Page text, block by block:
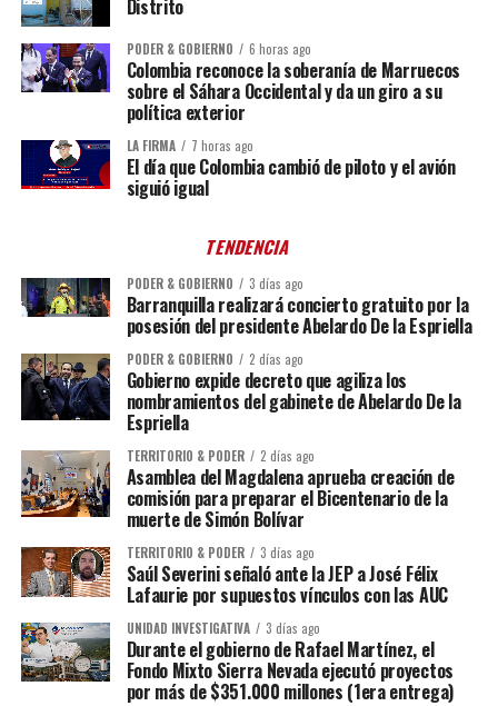
Distrito
PODER & GOBIERNO 6 horas ago
Colombia reconoce la soberanía de Marruecos
sobre el Sáhara Occidental y da un giro a su
política exterior
LA FIRMA 7 horas ago
El día que Colombia cambió de piloto y el avión
siguió igual
TENDENCIA
PODER & GOBIERNO 3 días ago
Barranquilla realizará concierto gratuito por la
posesión del presidente Abelardo De la Espriella
PODER & GOBIERNO 2 días ago
Gobierno expide decreto que agiliza los
nombramientos del gabinete de Abelardo De la
Espriella
TERRITORIO & PODER 2 días ago
Asamblea del Magdalena aprueba creación de
comisión para preparar el Bicentenario de la
muerte de Simón Bolívar
TERRITORIO & PODER 3 días ago
Saúl Severini señaló ante la JEP a José Félix
Lafaurie por supuestos vínculos con las AUC
UNIDAD INVESTIGATIVA 3 días ago
Durante el gobierno de Rafael Martínez, el
Fondo Mixto Sierra Nevada ejecutó proyectos
por más de $351.000 millones (1era entrega)